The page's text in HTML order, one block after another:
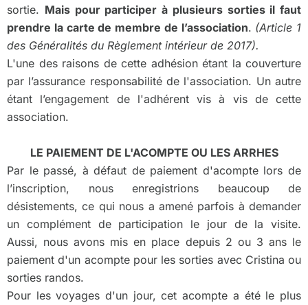
sortie. Mais pour participer à plusieurs sorties il faut
prendre la carte de membre de l’association. (Article 1
des Généralités du Règlement intérieur de 2017).
L'une des raisons de cette adhésion étant la couverture
par l’assurance responsabilité de l'association. Un autre
étant l’engagement de l'adhérent vis à vis de cette
association.
LE PAIEMENT DE L'ACOMPTE OU LES ARRHES
Par le passé, à défaut de paiement d'acompte lors de
l’inscription, nous enregistrions beaucoup de
désistements, ce qui nous a amené parfois à demander
un complément de participation le jour de la visite.
Aussi, nous avons mis en place depuis 2 ou 3 ans le
paiement d'un acompte pour les sorties avec Cristina ou
sorties randos.
Pour les voyages d'un jour, cet acompte a été le plus